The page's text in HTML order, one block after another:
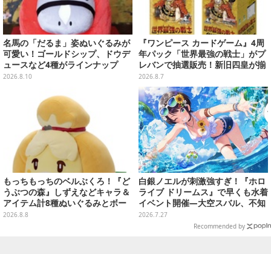
名馬の「だるま」姿ぬいぐるみが
可愛い！ゴールドシップ、ドウデ
ュースなど4種がラインナップ
2026.8.10
『ワンピース カードゲーム』4周
年パック「世界最強の戦士」がプ
レバンで抽選販売！新旧四皇が揃
い踏み、刃牙作者が描く「カイド
ウ」も
2026.8.7
もっちもっちのベルぶくろ！『ど
うぶつの森』しずえなどキャラ＆
アイテム計8種ぬいぐるみとボー
ルチェーン付きマスコットが発売
2026.8.8
白銀ノエルが刺激強すぎ！『ホロ
ライブ ドリームス』で早くも水着
イベント開催―大空スバル、不知
火フレアら5人が夏の装いで登場
2026.7.27
Recommended by